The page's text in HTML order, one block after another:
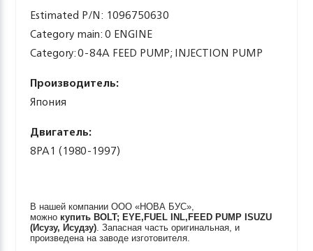
Estimated P/N: 1096750630
Category main: 0 ENGINE
Category: 0-84A FEED PUMP; INJECTION PUMP
Производитель:
Япония
Двигатель:
8PA1 (1980-1997)
В нашей компании ООО «НОВА БУС»,
можно купить BOLT; EYE,FUEL INL,FEED PUMP ISUZU
(Исузу, Исудзу). Запасная часть оригинальная, и
произведена на заводе изготовителя.